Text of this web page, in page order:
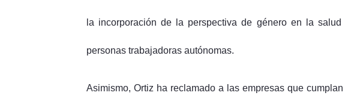
la incorporación de la perspectiva de género en la
personas trabajadoras autónomas.
Asimismo, Ortiz ha reclamado a las empresas que